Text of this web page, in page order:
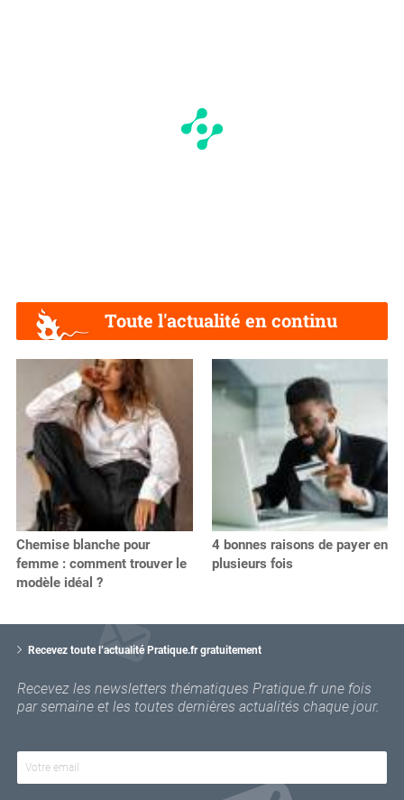
Toute l'actualité en continu
Chemise blanche pour
femme : comment trouver le
modèle idéal ?
4 bonnes raisons de payer en
plusieurs fois
Recevez toute l’actualité Pratique.fr gratuitement
Recevez les newsletters thématiques Pratique.fr une fois
par semaine et les toutes dernières actualités chaque jour.
o
r
e
e